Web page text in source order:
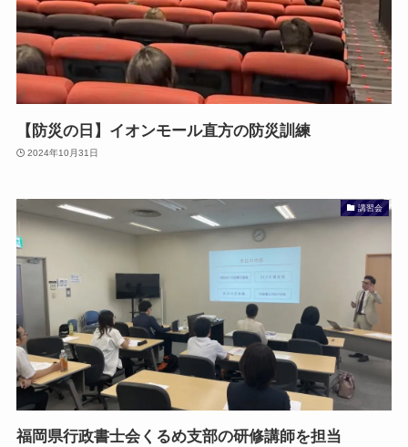
【防災の日】イオンモール直方の防災訓練
2024年10月31日
講習会
福岡県行政書士会くるめ支部の研修講師を担当